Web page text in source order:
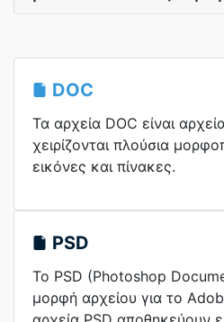
DOC
Τα αρχεία DOC είναι
χειρίζονται πλούσια
εικόνες και πίνακες.
PSD
Το PSD (Photoshop
μορφή αρχείου για το